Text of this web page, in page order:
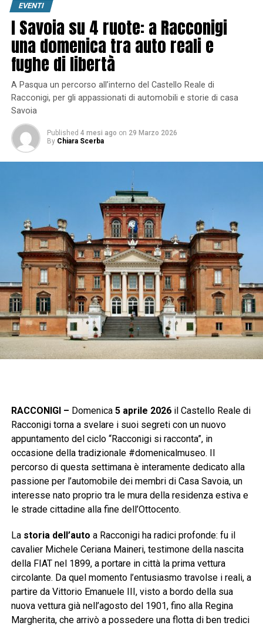
EVENTI
I Savoia su 4 ruote: a Racconigi
una domenica tra auto reali e
fughe di libertà
A Pasqua un percorso all’interno del Castello Reale di
Racconigi, per gli appassionati di automobili e storie di casa
Savoia
Published 4 mesi ago on 29 Marzo 2026
By Chiara Scerba
RACCONIGI – Domenica 5 aprile 2026il Castello Reale di
Racconigi torna a svelare i suoi segreti con un nuovo
appuntamento del ciclo “Racconigi si racconta”, in
occasione della tradizionale #domenicalmuseo. Il
percorso di questa settimana è interamente dedicato alla
passione per l’automobile dei membri di Casa Savoia, un
interesse nato proprio tra le mura della residenza estiva e
le strade cittadine alla fine dell’Ottocento.
La storia dell’auto a Racconigi ha radici profonde: fu il
cavalier Michele Ceriana Maineri, testimone della nascita
della FIAT nel 1899, a portare in città la prima vettura
circolante. Da quel momento l’entusiasmo travolse i reali, a
partire da Vittorio Emanuele III, visto a bordo della sua
nuova vettura già nell’agosto del 1901, fino alla Regina
Margherita, che arrivò a possedere una flotta di ben tredici